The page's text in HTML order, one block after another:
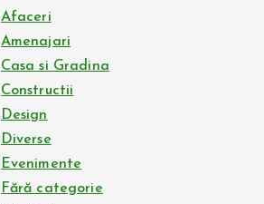
Afaceri
Amenajari
Casa si Gradina
Constructii
Design
Diverse
Evenimente
Fără categorie